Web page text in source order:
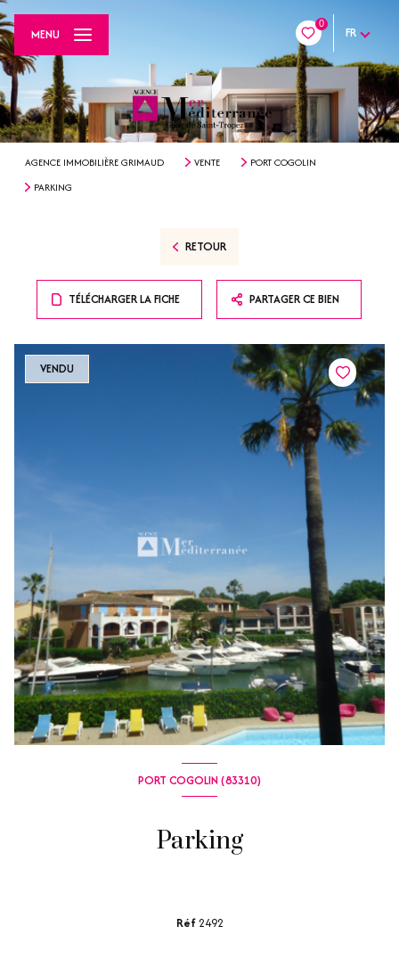
0
FR
MENU
AGENCE IMMOBILIÈRE GRIMAUD VENTE
PORT COGOLIN
PARKING
RETOUR
TÉLÉCHARGER LA FICHE PARTAGER CE BIEN
VENDU
PORT COGOLIN (83310)
Parking
Réf 2492